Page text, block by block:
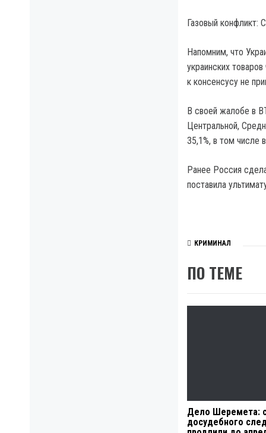
Газовый конфликт:
Напомним, что
украинских
к консенсусу не
В своей жалобе в
Центральной,
35,1%, в том числе
Ранее Россия
поставила
КРИМИНАЛ
ПО ТЕМЕ
Дело Шеремета:
досудебного